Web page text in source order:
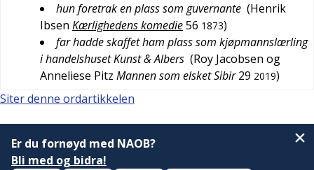
hun foretrak en plass som guvernante (Henrik
Ibsen Kærlighedens komedie56 1873)
far hadde skaffet ham plass som kjøpmannslærling
i handelshuset Kunst & Albers (Roy Jacobsen og
Anneliese Pitz Mannen som elsket Sibir 29 2019)
Siter denne ordartikkelen
Er du fornøyd med NAOB?
Bli med og bidra!